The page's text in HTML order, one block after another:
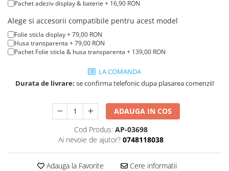
A1370 (11” 2010-2011)
A1465 (11” 2012-2015)
A1466 (13” 2012-2017)
A1932 (13” 2018-2019)
A2179 (13” 2020)
A2681 (M2 13” 2022)
A3113 (M3 13” 2024)
A3240 (M4 13” 2025)
A1278 (Unibody 13” 2009-2012)
A1286 (Unibody 15” 2008-2012)
Pachet adeziv display & baterie + 16,90 RON
Alege si accesorii compatibile pentru acest model
Folie sticla display + 79,00 RON
Husa transparenta + 79,00 RON
Pachet Folie sticla & husa transparenta + 139,00 RON
LA COMANDA
Durata de livrare: se confirma telefonic dupa plasarea comenzii!
ADAUGA IN COS
Cod Produs: AP-03698
Ai nevoie de ajutor? 0748118038
Adauga la Favorite Cere informatii